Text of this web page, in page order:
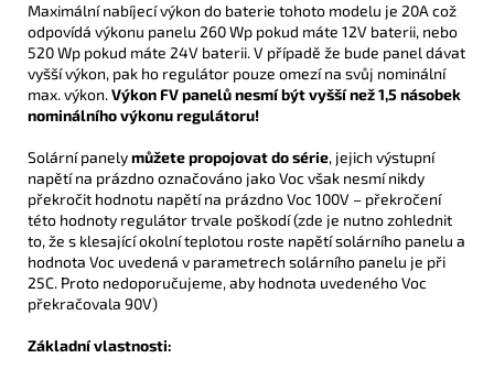
Maximální nabíjecí výkon do baterie tohoto modelu je 20A což
odpovídá výkonu panelu 260 Wp pokud máte 12V baterii, nebo
520 Wp pokud máte 24V baterii. V případě že bude panel dávat
vyšší výkon, pak ho regulátor pouze omezí na svůj nominální
max. výkon.Výkon FV panelů nesmí být vyšší než 1,5 násobek
nominálního výkonu regulátoru!
Solární panelymůžete propojovat do série, jejich výstupní
napětí na prázdno označováno jako Voc však nesmí nikdy
překročit hodnotu napětí na prázdno Voc 100V – překročení
této hodnoty regulátor trvale poškodí (zde je nutno zohlednit
to, že s klesající okolní teplotou roste napětí solárního panelu a
hodnota Voc uvedená v parametrech solárního panelu je při
25C. Proto nedoporučujeme, aby hodnota uvedeného Voc
překračovala 90V)
Základní vlastnosti: